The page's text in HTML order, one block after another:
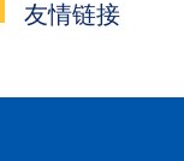
友情链接